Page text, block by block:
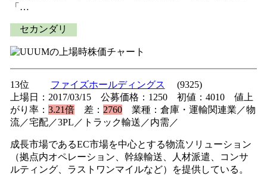
「…
セカンダリ
13位 ファイズホールディングス
(9325)
上場日：2017/03/15 公募価格：1250 初値：4010 値上
がり率： 3.21倍差： 2760業種：倉庫・運輸関連業／物
流／宅配／3PL／トラック輸送／内需／
成長市場であるEC市場を中心とする物流ソリューション
（拠点内オペレーション、幹線輸送、人材派遣、コンサ
ルティング、ラストワンマイルなど）を提供している。